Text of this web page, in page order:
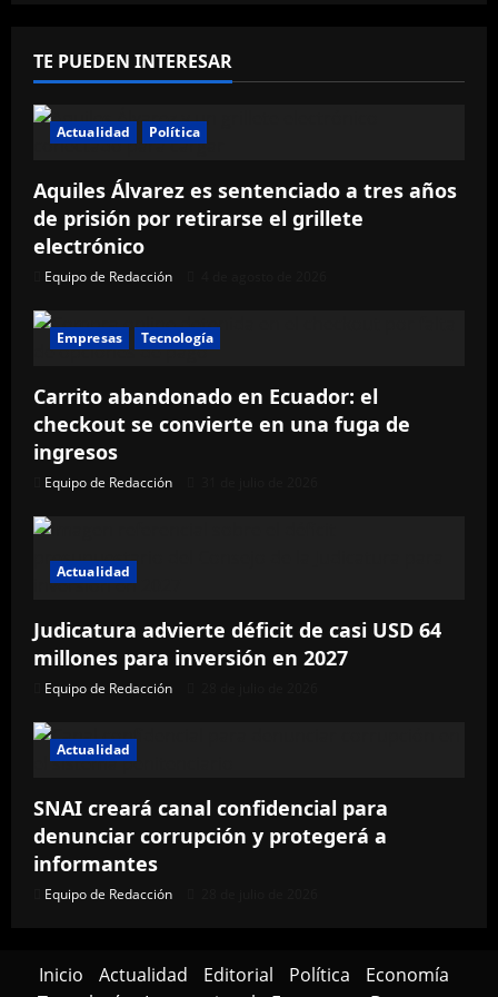
TE PUEDEN INTERESAR
Actualidad Política
Aquiles Álvarez es sentenciado a tres años
de prisión por retirarse el grillete
electrónico
Equipo de Redacción
Empresas Tecnología
Carrito abandonado en Ecuador: el
checkout se convierte en una fuga de
ingresos
Equipo de Redacción
Actualidad
Judicatura advierte déficit de casi USD 64
millones para inversión en 2027
Equipo de Redacción
Actualidad
SNAI creará canal confidencial para
denunciar corrupción y protegerá a
informantes
Equipo de Redacción
Inicio Actualidad Editorial Política
Economía